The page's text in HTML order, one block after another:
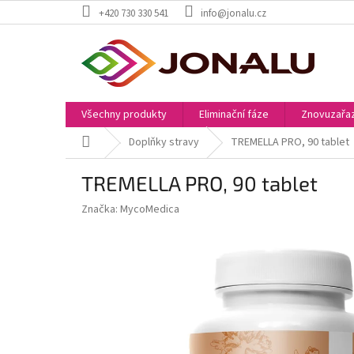
na
+420 730 330 541 info@jonalu.cz
Všechny produkty Eliminační fáze
Domů Doplňky stravy TREMELLA PRO, 90 tablet
TREMELLA PRO, 90 tablet
Značka: MycoMedica